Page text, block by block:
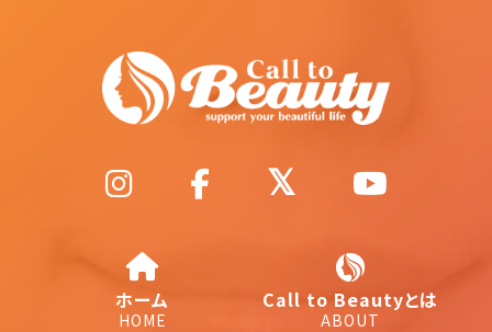
ホーム
HOME
Call to Beautyとは
ABOUT